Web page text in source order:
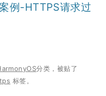
例-HTTPS请求过
分类，被贴了
标签。